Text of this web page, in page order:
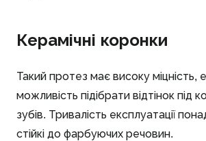
Керамічні коронки
Такий протез має високу міцність,
можливість підібрати відтінок під
зубів. Тривалість експлуатації
стійкі до фарбуючих речовин.